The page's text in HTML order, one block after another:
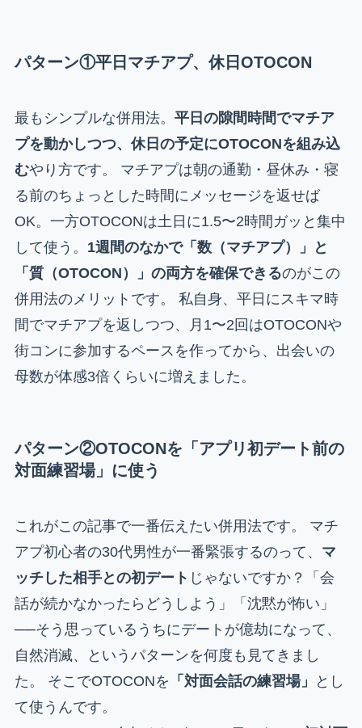
パターン①平日マチアプ、休日OTOCON
最もシンプルな併用法。 平日の隙間時間でマチア
プを動かしつつ、休日の予定にOTOCONを組み込
むやり方です。 マチアプは朝の通勤・昼休み・寝
る前のちょっとした時間にメッセージを返せば
OK。一方OTOCONは土日に1.5〜2時間ガッと集中
して使う。 1週間のなかで「数（マチアプ）」と
「質（OTOCON）」の両方を確保できるのがこの
併用法のメリットです。 私自身、平日にスキマ時
間でマチアプを返しつつ、月1〜2回はOTOCONや
街コンに参加するペースを作ってから、出会いの
母数が体感3倍くらいに増えました。
パターン②OTOCONを「アプリ初デート前の
対面練習場」に使う
これがこの記事で一番伝えたい併用法です。 マチ
アプ初心者の30代男性が一番緊張するのって、 マ
ッチした相手との初デート じゃないですか？「会
話が続かなかったらどうしよう」「沈黙が怖い」
──そう思っているうちにデートが億劫になって、
自然消滅、というパターンを何度も見てきまし
た。 そこでOTOCONを 「対面会話の練習場」
とし
て使うんです。